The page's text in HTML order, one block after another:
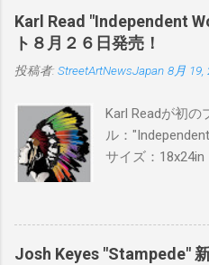
日(木)19時 タイ
BLUE/MINT
ン：各色５ サイ
Karl Read "Independent
ト８月２６日発売！
投稿者: StreetArtNewsJapan 8月 19,
Karl Readが初の
ル：
サイズ：
ドフィニッシ
25）$125 購入
Josh Keyes "Stampede"